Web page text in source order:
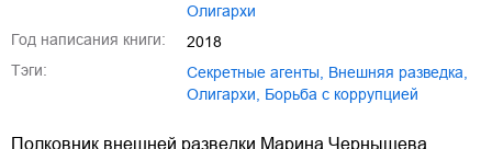
олигархи
Год написания книги:
2018
Тэги:
секретные агенты внешняя разведка
олигархи
борьба с коррупцией
Полковник внешней разведки Марина Чернышева